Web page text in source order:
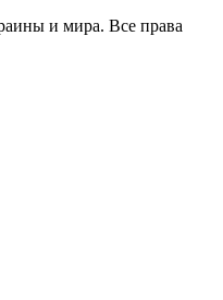
и мира. Все права